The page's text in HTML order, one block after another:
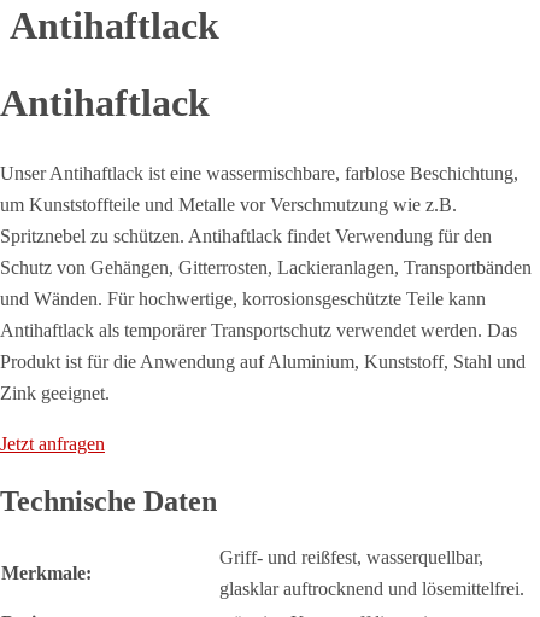
Antihaftlack
Antihaftlack
Unser Antihaftlack ist eine wassermischbare, farblose Beschichtung,
um Kunststoffteile und Metalle vor Verschmutzung wie z.B.
Spritznebel zu schützen. Antihaftlack findet Verwendung für den
Schutz von Gehängen, Gitterrosten, Lackieranlagen, Transportbänden
und Wänden. Für hochwertige, korrosionsgeschützte Teile kann
Antihaftlack als temporärer Transportschutz verwendet werden. Das
Produkt ist für die Anwendung auf Aluminium, Kunststoff, Stahl und
Zink geeignet.
Jetzt anfragen
Technische Daten
Merkmale:
Griff- und reißfest, wasserquellbar,
glasklar auftrocknend und lösemittelfrei.